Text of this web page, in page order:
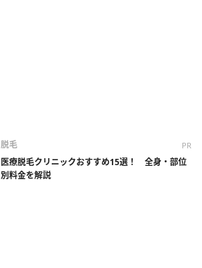
脱毛 PR
医療脱毛クリニックおすすめ15選！ 全身・部位
別料金を解説